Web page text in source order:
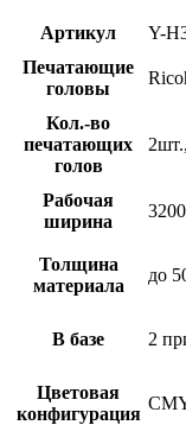
Артикул
Y-
Печатающие
головы
Кол.-во
печатающих
голов
Рабочая
ширина
Толщина
материала
до
В базе 2
Цветовая
конфигурация